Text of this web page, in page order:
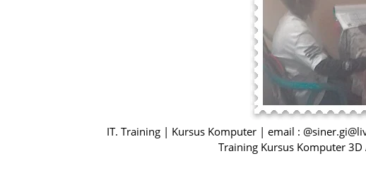
IT. Training | Kursus Komputer | email :
Training Kursus Komputer